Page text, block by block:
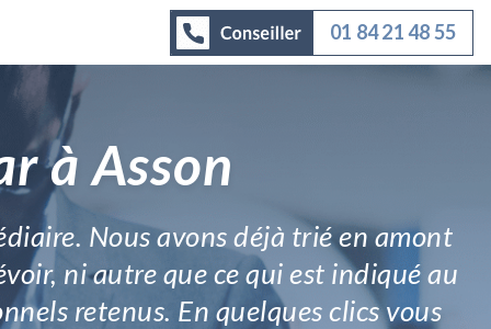
01 84 21 48 55
à Asson
Nous avons déjà trié en amont
ni autre que ce qui est indiqué au
retenus. En quelques clics vous